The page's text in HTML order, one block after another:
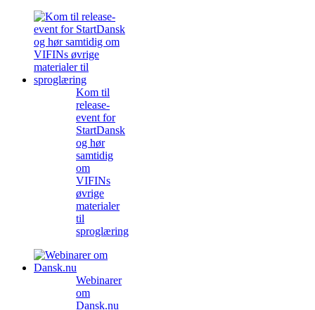
Kom til
release-
event for
StartDansk
og hør
samtidig
om
VIFINs
øvrige
materialer
til
sproglæring
Webinarer
om
Dansk.nu